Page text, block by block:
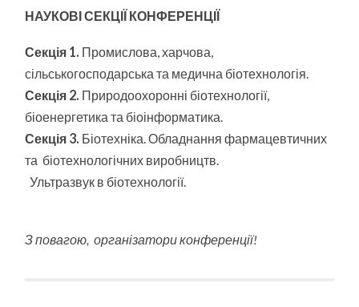
НАУКОВІ СЕКЦІЇ КОНФЕРЕНЦІЇ
Секція 1. Промислова, харчова,
сільськогосподарська та медична біотехнологія.
Секція 2. Природоохоронні біотехнології,
біоенергетика та біоінформатика.
Секція 3. Біотехніка. Обладнання фармацевтичних
та біотехнологічних виробництв.
Ультразвук в біотехнології.
З повагою, організатори конференції!